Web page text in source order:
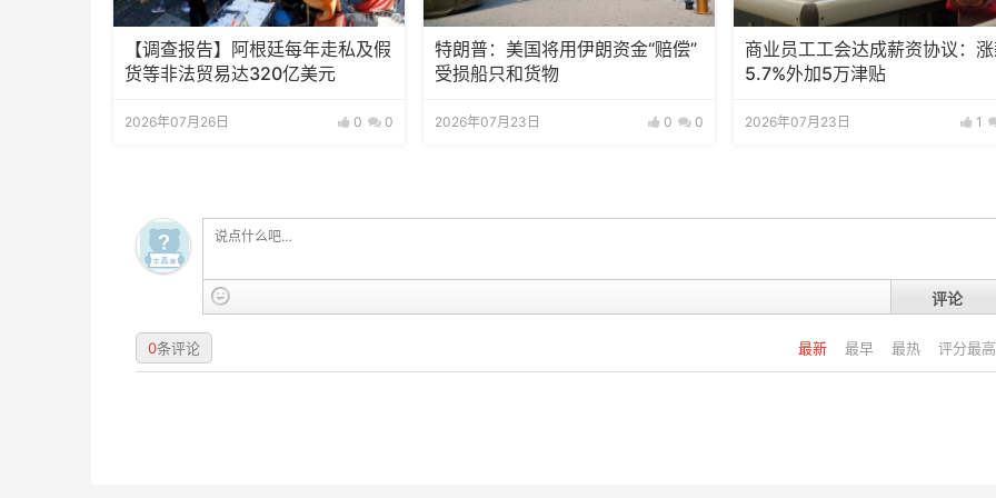
【调查报告】阿根廷每年走私及假
货等非法贸易达320亿美元
2026年07月26日 0 0
特朗普：美国将用伊朗资金“赔偿”
受损船只和货物
2026年07月23日 0 0
商业员工工会达成薪资协议：
5.7%外加5万津贴
2026年07月23日 1
评论
最新 最早 最热 评分最高
0条评论